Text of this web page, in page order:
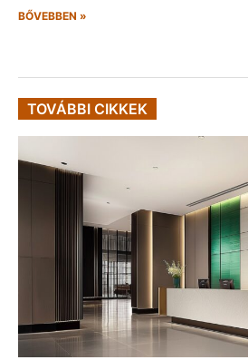
BŐVEBBEN »
TOVÁBBI CIKKEK